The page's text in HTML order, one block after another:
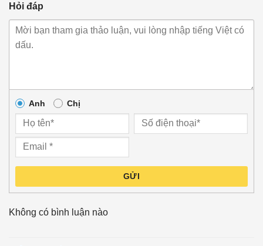
Hỏi đáp
Anh Chị
GỬI
Không có bình luận nào